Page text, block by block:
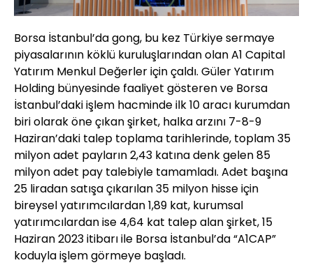
Borsa İstanbul’da gong, bu kez Türkiye sermaye
piyasalarının köklü kuruluşlarından olan A1 Capital
Yatırım Menkul Değerler için çaldı. Güler Yatırım
Holding bünyesinde faaliyet gösteren ve Borsa
İstanbul’daki işlem hacminde ilk 10 aracı kurumdan
biri olarak öne çıkan şirket, halka arzını 7-8-9
Haziran’daki talep toplama tarihlerinde, toplam 35
milyon adet payların 2,43 katına denk gelen 85
milyon adet pay talebiyle tamamladı. Adet başına
25 liradan satışa çıkarılan 35 milyon hisse için
bireysel yatırımcılardan 1,89 kat, kurumsal
yatırımcılardan ise 4,64 kat talep alan şirket, 15
Haziran 2023 itibarı ile Borsa İstanbul’da “A1CAP”
koduyla işlem görmeye başladı.